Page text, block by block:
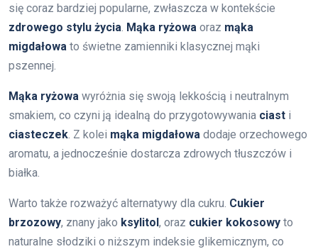
się coraz bardziej popularne, zwłaszcza w kontekście
zdrowego stylu życia Mąka ryżowa oraz mąka
migdałowa to świetne zamienniki klasycznej mąki
pszennej.
Mąka ryżowa wyróżnia się swoją lekkością i neutralnym
smakiem, co czyni ją idealną do przygotowywania ciast i
ciasteczek . Z kolei mąka migdałowa dodaje orzechowego
aromatu, a jednocześnie dostarcza zdrowych tłuszczów i
białka.
Warto także rozważyć alternatywy dla cukru. Cukier
brzozowy, znany jako ksylitol, oraz cukier kokosowy to
naturalne słodziki o niższym indeksie glikemicznym, co